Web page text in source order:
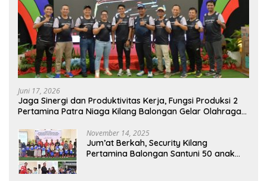
Juni 17, 2026
Jaga Sinergi dan Produktivitas Kerja, Fungsi Produksi 2
Pertamina Patra Niaga Kilang Balongan Gelar Olahraga
November 14, 2025
Jum’at Berkah, Security Kilang
Pertamina Balongan Santuni 50 anak